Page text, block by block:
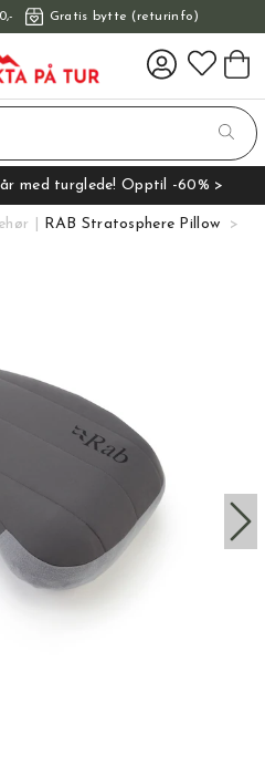
Gratis bytte (returinfo)
med turglede! Opptil -60% >
RAB Stratosphere Pillow